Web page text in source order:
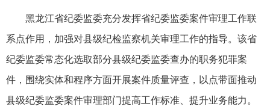
黑龙江省纪委监委充分发挥省纪委监委案件审理工作联
系点作用，加强对县级纪检监察机关审理工作的指导。该省
纪委监委常态化选取部分县级纪委监委查办的职务犯罪案
件，围绕实体和程序方面开展案件质量评查，以点带面推动
县级纪委监委案件审理部门提高工作标准、提升业务能力。